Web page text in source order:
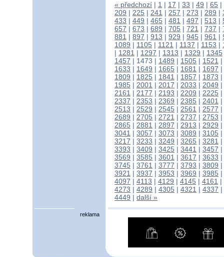
« předchozí | 1 | 17 | 33 | 49 | 65 |
209 | 225 | 241 | 257 | 273 | 289 |
433 | 449 | 465 | 481 | 497 | 513 |
657 | 673 | 689 | 705 | 721 | 737 |
881 | 897 | 913 | 929 | 945 | 961 |
1089 | 1105 | 1121 | 1137 | 1153 |
| 1281 | 1297 | 1313 | 1329 | 1345
1457 | 1473 | 1489 | 1505 | 1521 |
1633 | 1649 | 1665 | 1681 | 1697 |
1809 | 1825 | 1841 | 1857 | 1873 |
1985 | 2001 | 2017 | 2033 | 2049 |
2161 | 2177 | 2193 | 2209 | 2225 |
2337 | 2353 | 2369 | 2385 | 2401 |
2513 | 2529 | 2545 | 2561 | 2577 |
2689 | 2705 | 2721 | 2737 | 2753 |
2865 | 2881 | 2897 | 2913 | 2929 |
3041 | 3057 | 3073 | 3089 | 3105 |
3217 | 3233 | 3249 | 3265 | 3281 |
3393 | 3409 | 3425 | 3441 | 3457 |
3569 | 3585 | 3601 | 3617 | 3633 |
3745 | 3761 | 3777 | 3793 | 3809 |
3921 | 3937 | 3953 | 3969 | 3985 |
4097 | 4113 | 4129 | 4145 | 4161 |
4273 | 4289 | 4305 | 4321 | 4337 |
4449 | další »
reklama